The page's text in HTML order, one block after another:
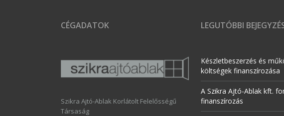
CÉGADATOK
Szikra Ajtó-Ablak Korlátolt Felelősségű
Társaság
LEGUTÓBBI
Készletbeszerzés és
költségek finanszírozása
A Szikra Ajtó-Ablak kft.
finanszírozás